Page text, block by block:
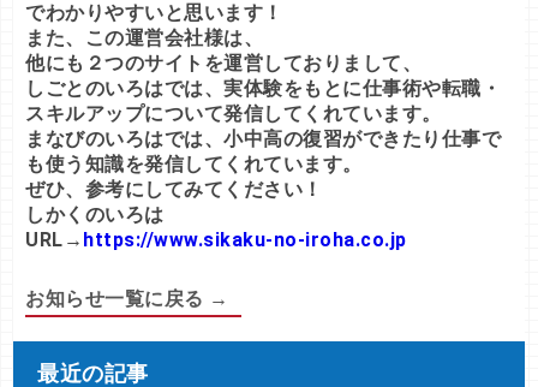
でわかりやすいと思います！
また、この運営会社様は、
他にも２つのサイトを運営しておりまして、
しごとのいろはでは、実体験をもとに仕事術や転職・
スキルアップについて発信してくれています。
まなびのいろはでは、小中高の復習ができたり仕事で
も使う知識を発信してくれています。
ぜひ、参考にしてみてください！
しかくのいろは
URL→ https://www.sikaku-no-iroha.co.jp
お知らせ一覧に戻る →
最近の記事